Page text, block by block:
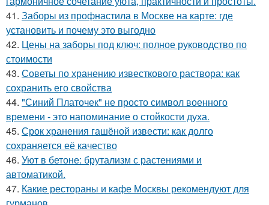
41. Заборы из профнастила в Москве на карте: где
установить и почему это выгодно
42. Цены на заборы под ключ: полное руководство по
стоимости
43. Советы по хранению известкового раствора: как
сохранить его свойства
44. "Синий Платочек" не просто символ военного
времени - это напоминание о стойкости духа.
45. Срок хранения гашёной извести: как долго
сохраняется её качество
46. Уют в бетоне: брутализм с растениями и
автоматикой.
47. Какие рестораны и кафе Москвы рекомендуют для